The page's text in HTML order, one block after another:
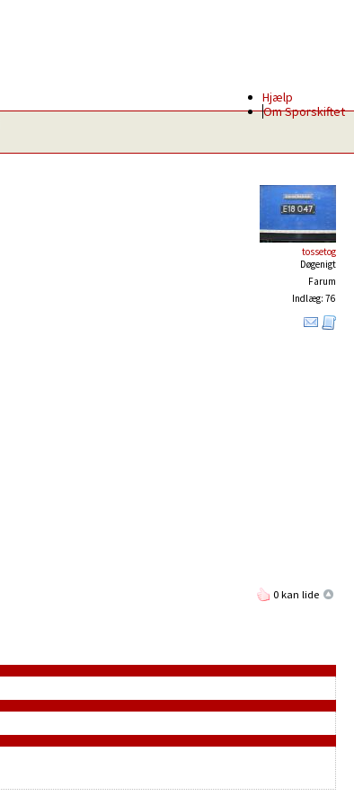
Hjælp
Om Sporskiftet
tossetog
Døgenigt
Farum
Indlæg: 76
0 kan lide